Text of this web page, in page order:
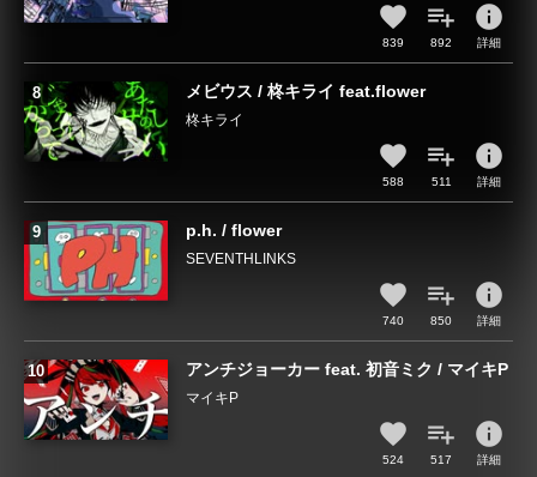
839 892
info
詳細
メビウス / 柊キライ feat.flower
柊キライ
588 511
info
詳細
p.h. / flower
SEVENTHLINKS
740 850
info
詳細
アンチジョーカー feat. 初音ミク / マイキP
マイキP
524 517
info
詳細